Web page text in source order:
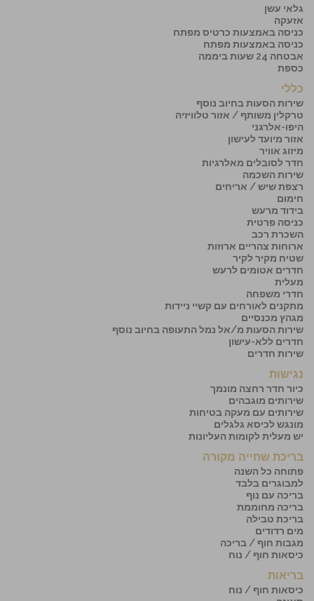
גלאי עשן
אזעקה
כניסה באמצעות כרטיס מפתח
כניסה באמצעות מפתח
אבטחה 24 שעות ביממה
כספת
כללי
שירות הסעות בחיוב נוסף
טרקלין משותף / אזור טלוויזיה
היפו-אלרגני
אזור מיועד לעישון
מיזוג אוויר
חדר לסובלים מאלרגיות
שירות השכמה
רצפת שיש / אריחים
חימום
בידוד מרעש
כניסה פרטית
השכרת רכב
ארוחות צהריים ארוזות
שטיח מקיר לקיר
חדרים אטומים לרעש
מעלית
חדרי משפחה
מתקנים לאורחים עם קשיי ניידות
מגהץ מכנסיים
שירות הסעות מ/אל נמל התעופה בחיוב נוסף
חדרים ללא-עישון
שירות חדרים
נגישות
כיור חדר רחצה מונמך
שירותים מוגבהים
שירותים עם מעקה בטיחות
מונגש לכיסא גלגלים
יש מעלית לקומות העליונות
בריכת שחייה מקורה
פתוחה כל השנה
למבוגרים בלבד
בריכה עם נוף
בריכה מחוממת
בריכת טבילה
מים רדודים
מגבות חוף / בריכה
כיסאות חוף / נוח
בריאות
כיסאות חוף / נוח